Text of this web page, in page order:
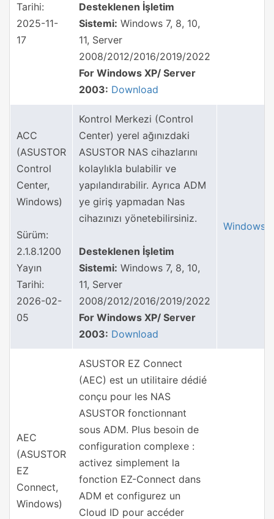
Tarihi:
2025-11-
17
Desteklenen İşletim
Sistemi: Windows 7, 8, 10,
11, Server
2008/2012/2016/2019/2022
For Windows XP/ Server
2003: Download
ACC
(ASUSTOR
Control
Center,
Windows)
Sürüm:
2.1.8.1200
Yayın
Tarihi:
2026-02-
05
Kontrol Merkezi (Control
Center) yerel ağınızdaki
ASUSTOR NAS cihazlarını
kolaylıkla bulabilir ve
yapılandırabilir. Ayrıca ADM
ye giriş yapmadan Nas
cihazınızı yönetebilirsiniz.
Desteklenen İşletim
Sistemi: Windows 7, 8, 10,
11, Server
2008/2012/2016/2019/2022
For Windows XP/ Server
2003: Download
Windows
AEC
(ASUSTOR
EZ
Connect,
Windows)
ASUSTOR EZ Connect
(AEC) est un utilitaire dédié
conçu pour les NAS
ASUSTOR fonctionnant
sous ADM. Plus besoin de
configuration complexe :
activez simplement la
fonction EZ-Connect dans
ADM et configurez un
Cloud ID pour accéder